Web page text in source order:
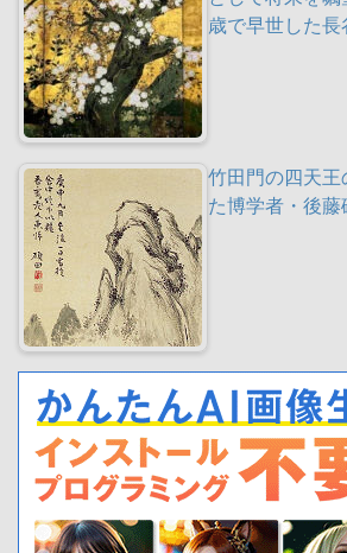
歳で早世した長
竹田門の四天
た博学者・後藤